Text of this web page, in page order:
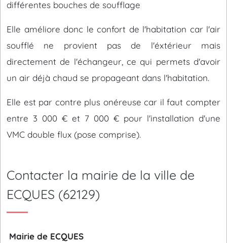
différentes bouches de soufflage
Elle améliore donc le confort de l'habitation car l'air
soufflé ne provient pas de l'éxtérieur mais
directement de l'échangeur, ce qui permets d'avoir
un air déjà chaud se propageant dans l'habitation.
Elle est par contre plus onéreuse car il faut compter
entre 3 000 € et 7 000 € pour l'installation d'une
VMC double flux (pose comprise).
Contacter la mairie de la ville de
ECQUES (62129)
Mairie de ECQUES